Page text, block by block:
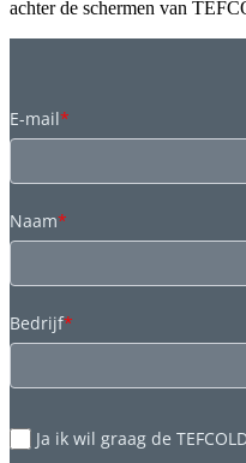
achter de schermen van
E-mail*
Naam*
Bedrijf*
Ja ik wil graag de